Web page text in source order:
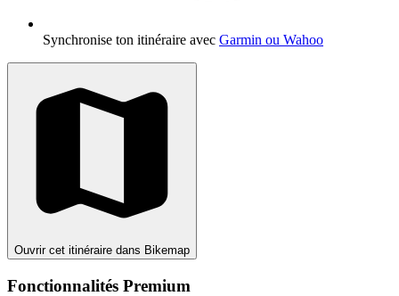
Synchronise ton itinéraire avec Garmin ou Wahoo
Ouvrir cet itinéraire dans Bikemap
Fonctionnalités Premium